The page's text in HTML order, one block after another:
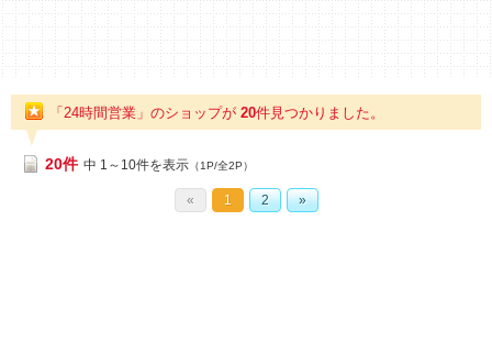
「24時間営業」のショップが 20件見つかりました。
20件 中 1～10件を表示 （1P/全2P）
« 1 2 »